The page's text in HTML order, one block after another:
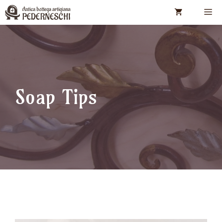
Vai
al
contenuto
Soap Tips